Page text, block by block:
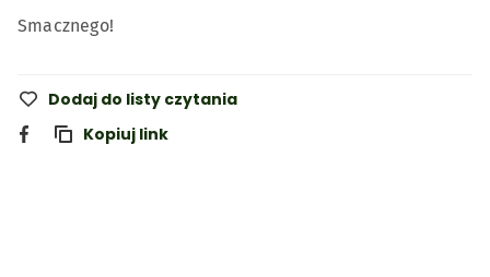
Smacznego!
Dodaj do listy czytania
Kopiuj link